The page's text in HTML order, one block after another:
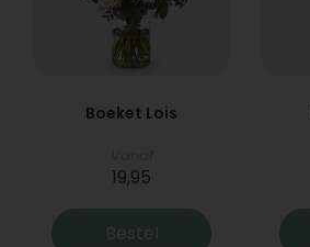
Boeket Lois
19,95
Bestel